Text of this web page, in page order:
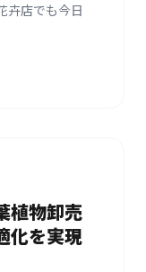
卉店でも今日
植物卸売
化を実現